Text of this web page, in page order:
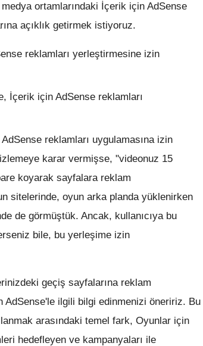
ortamlarındaki İçerik için AdSense
açıklık getirmek istiyoruz.
reklamları yerleştirmesine izin
İçerik için AdSense reklamları
reklamları uygulamasına izin
karar vermişse, "videonuz 15
koyarak sayfalara reklam
sitelerinde, oyun arka planda yüklenirken
de görmüştük. Ancak, kullanıcıya bu
bile, bu yerleşime izin
geçiş sayfalarına reklam
ilgili bilgi edinmenizi öneririz. Bu
arasındaki temel fark, Oyunlar için
hedefleyen ve kampanyaları ile